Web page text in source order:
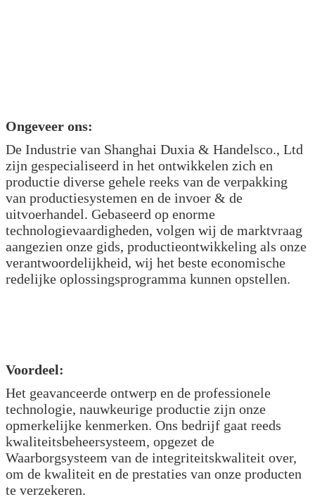
Ongeveer ons:
De Industrie van Shanghai Duxia & Handelsco., Ltd
zijn gespecialiseerd in het ontwikkelen zich en
productie diverse gehele reeks van de verpakking
van productiesystemen en de invoer & de
uitvoerhandel. Gebaseerd op enorme
technologievaardigheden, volgen wij de marktvraag
aangezien onze gids, productieontwikkeling als onze
verantwoordelijkheid, wij het beste economische
redelijke oplossingsprogramma kunnen opstellen.
Voordeel:
Het geavanceerde ontwerp en de professionele
technologie, nauwkeurige productie zijn onze
opmerkelijke kenmerken. Ons bedrijf gaat reeds
kwaliteitsbeheersysteem, opgezet de
Waarborgsysteem van de integriteitskwaliteit over,
om de kwaliteit en de prestaties van onze producten
te verzekeren.